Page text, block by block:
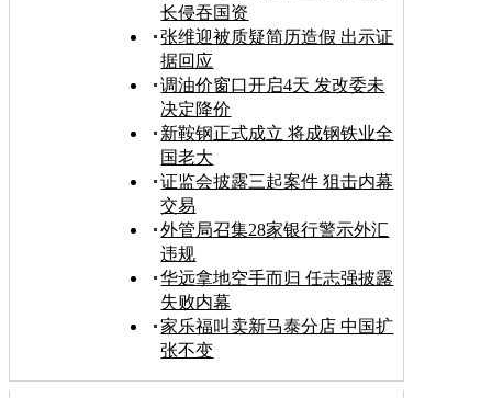
长侵吞国资
张维迎被质疑简历造假 出示证
据回应
调油价窗口开启4天 发改委未
决定降价
新鞍钢正式成立 将成钢铁业全
国老大
证监会披露三起案件 狙击内幕
交易
外管局召集28家银行警示外汇
违规
华远拿地空手而归 任志强披露
失败内幕
家乐福叫卖新马泰分店 中国扩
张不变